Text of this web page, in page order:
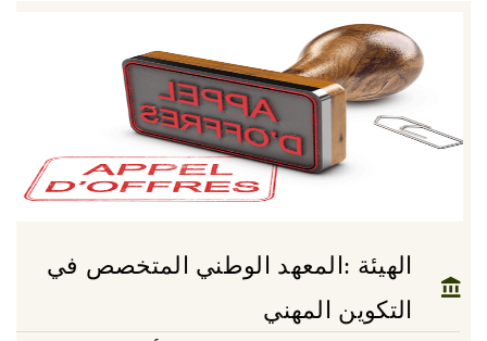
الهيئة :المعهد الوطني المتخصص في
التكوين المهني